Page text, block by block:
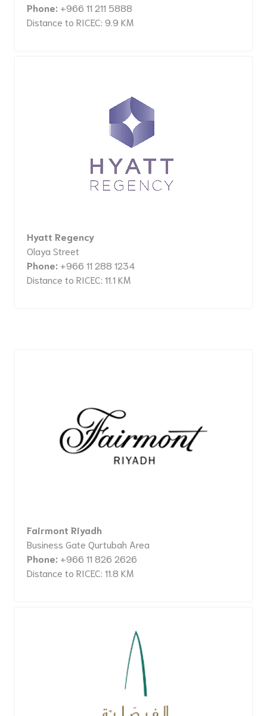
Phone: +966 11 211 5888
Distance to RICEC: 9.9 KM
Hyatt Regency
Olaya Street
Phone: +966 11 288 1234
Distance to RICEC: 11.1 KM
Fairmont Riyadh
Business Gate Qurtubah Area
Phone: +966 11 826 2626
Distance to RICEC: 11.8 KM